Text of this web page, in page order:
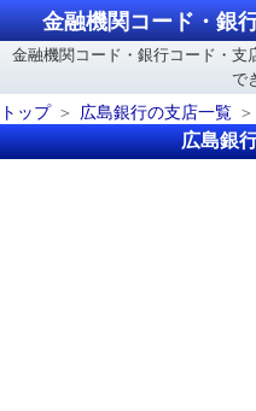
金融機関コード・銀
金融機関コード・銀行コード・支
で
トップ
広島銀行の支店一覧
広島銀